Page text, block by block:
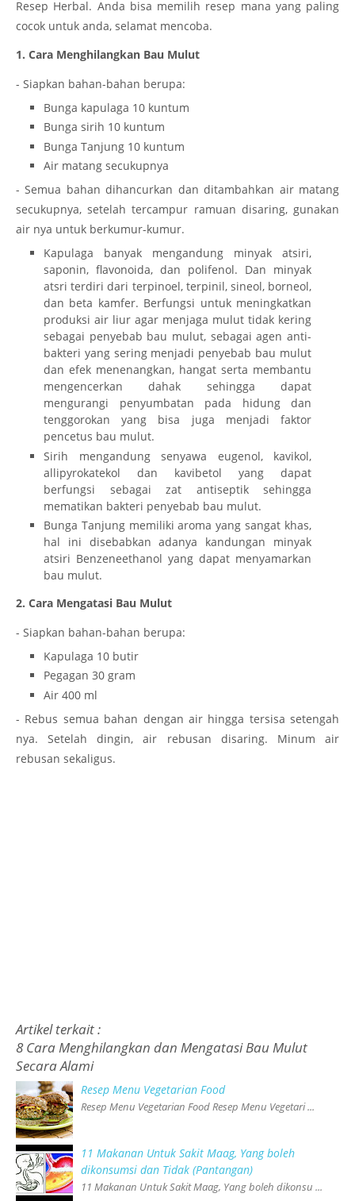
Resep Herbal. Anda bisa memilih resep mana yang paling
cocok untuk anda, selamat mencoba.
1. Cara Menghilangkan Bau Mulut
- Siapkan bahan-bahan berupa:
Bunga kapulaga 10 kuntum
Bunga sirih 10 kuntum
Bunga Tanjung 10 kuntum
Air matang secukupnya
- Semua bahan dihancurkan dan ditambahkan air matang
secukupnya, setelah tercampur ramuan disaring, gunakan
air nya untuk berkumur-kumur.
Kapulaga banyak mengandung minyak atsiri,
saponin, flavonoida, dan polifenol. Dan minyak
atsri terdiri dari terpinoel, terpinil, sineol, borneol,
dan beta kamfer. Berfungsi untuk meningkatkan
produksi air liur agar menjaga mulut tidak kering
sebagai penyebab bau mulut, sebagai agen anti-
bakteri yang sering menjadi penyebab bau mulut
dan efek menenangkan, hangat serta membantu
mengencerkan dahak sehingga dapat
mengurangi penyumbatan pada hidung dan
tenggorokan yang bisa juga menjadi faktor
pencetus bau mulut.
Sirih mengandung senyawa eugenol, kavikol,
allipyrokatekol dan kavibetol yang dapat
berfungsi sebagai zat antiseptik sehingga
mematikan bakteri penyebab bau mulut.
Bunga Tanjung memiliki aroma yang sangat khas,
hal ini disebabkan adanya kandungan minyak
atsiri Benzeneethanol yang dapat menyamarkan
bau mulut.
2. Cara Mengatasi Bau Mulut
- Siapkan bahan-bahan berupa:
Kapulaga 10 butir
Pegagan 30 gram
Air 400 ml
- Rebus semua bahan dengan air hingga tersisa setengah
nya. Setelah dingin, air rebusan disaring. Minum air
rebusan sekaligus.
Artikel terkait :
8 Cara Menghilangkan dan Mengatasi Bau Mulut
Secara Alami
Resep Menu Vegetarian Food
Resep Menu Vegetarian Food Resep Menu Vegetari ...
11 Makanan Untuk Sakit Maag, Yang boleh
dikonsumsi dan Tidak (Pantangan)
11 Makanan Untuk Sakit Maag, Yang boleh dikonsu ...